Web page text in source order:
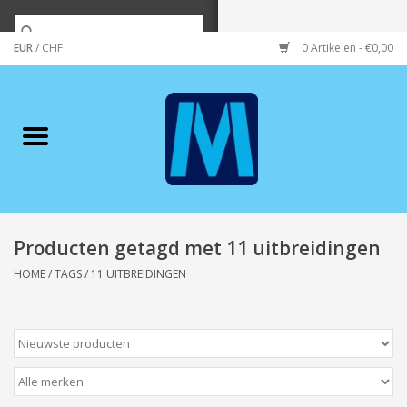
EUR/ CHF 0 Artikelen - €0,00
Merken
Wonen/koken/huishouden
Wenskaarten
Zeeuws/Streek
Producten getagd met 11 uitbreidingen
HOME/TAGS/ 11 UITBREIDINGEN